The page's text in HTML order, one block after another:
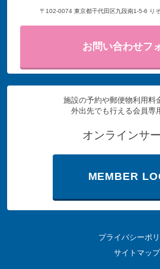
〒102-0074 東京都千代田区九段南1-5-6 り
お問い合わせフ
施設の予約や郵便物利用料
外出先でも行える会員専
オンラインサ
MEMBER
プライバシーポ
サイトマップ